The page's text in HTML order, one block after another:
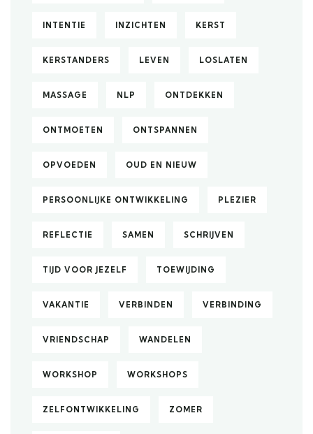
INTENTIE INZICHTEN KERST
KERSTANDERS LEVEN LOSLATEN
MASSAGE NLP ONTDEKKEN
ONTMOETEN ONTSPANNEN
OPVOEDEN OUD EN NIEUW
PERSOONLIJKE ONTWIKKELING PLEZIER
REFLECTIE SAMEN SCHRIJVEN
TIJD VOOR JEZELF TOEWIJDING
VAKANTIE VERBINDEN VERBINDING
VRIENDSCHAP WANDELEN
WORKSHOP WORKSHOPS
ZELFONTWIKKELING ZOMER